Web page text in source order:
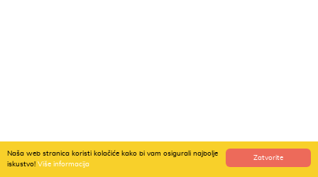
Zatvorite
Naša web stranica koristi kolačiće kako bi vam osigurali najbolje
iskustvo! Više informacija